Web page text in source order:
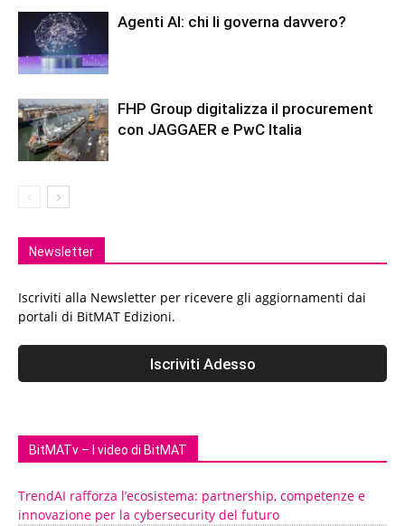
Agenti AI: chi li governa davvero?
FHP Group digitalizza il procurement
con JAGGAER e PwC Italia
Newsletter
Iscriviti alla Newsletter per ricevere gli aggiornamenti dai
portali di BitMAT Edizioni.
BitMATv – I video di BitMAT
TrendAI rafforza l’ecosistema: partnership, competenze e
innovazione per la cybersecurity del futuro